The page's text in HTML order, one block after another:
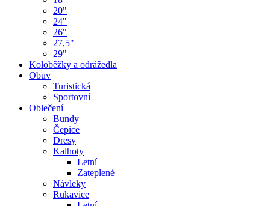
20"
24"
26"
27,5"
29"
Koloběžky a odrážedla
Obuv
Turistická
Sportovní
Oblečení
Bundy
Čepice
Dresy
Kalhoty
Letní
Zateplené
Návleky
Rukavice